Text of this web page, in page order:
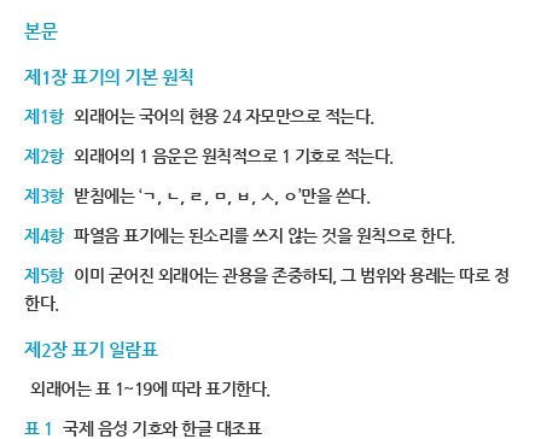
본문
제1장 표기의 기본 원칙
제1항 외래어는 국어의 현용 24 자모만으로 적는다.
제2항 외래어의 1 음운은 원칙적으로 1 기호로 적는다.
제3항 받침에는 ‘ㄱ, ㄴ, ㄹ, ㅁ, ㅂ, ㅅ, ㅇ’만을 쓴다.
제4항 파열음 표기에는 된소리를 쓰지 않는 것을 원칙으로 한다.
제5항 이미 굳어진 외래어는 관용을 존중하되, 그 범위와 용례는 따로 정
한다.
제2장 표기 일람표
외래어는 표 1~19에 따라 표기한다.
표 1 국제 음성 기호와 한글 대조표